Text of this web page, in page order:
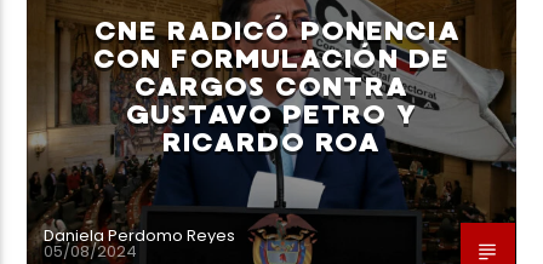
Neiva Estereo
CNE RADICÓ PONENCIA
CON FORMULACIÓN DE
CARGOS CONTRA
GUSTAVO PETRO Y
RICARDO ROA
Daniela Perdomo Reyes
05/08/2024